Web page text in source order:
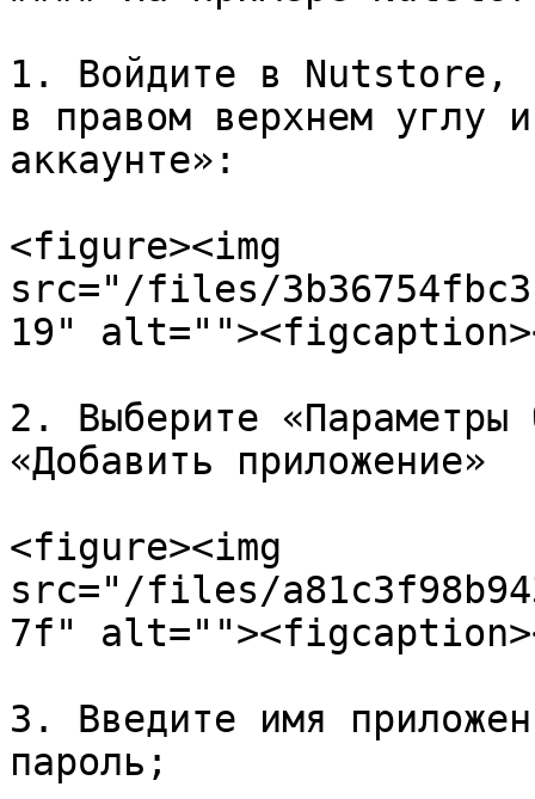
1. Войдите в Nutstore,
в правом верхнем углу
аккаунте»:
<figure><img
src="/files/
19"
2. Выберите «Параметры
«Добавить приложение»
<figure><img
src="/files/
7f"
3. Введите имя
пароль;